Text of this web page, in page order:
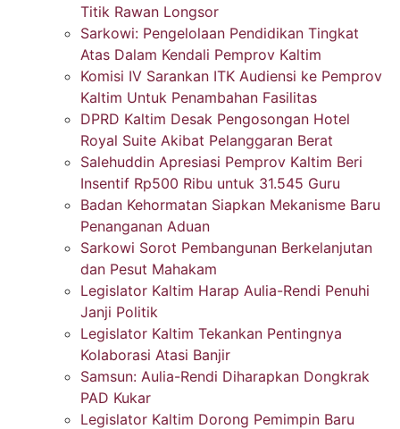
Titik Rawan Longsor
Sarkowi: Pengelolaan Pendidikan Tingkat
Atas Dalam Kendali Pemprov Kaltim
Komisi IV Sarankan ITK Audiensi ke Pemprov
Kaltim Untuk Penambahan Fasilitas
DPRD Kaltim Desak Pengosongan Hotel
Royal Suite Akibat Pelanggaran Berat
Salehuddin Apresiasi Pemprov Kaltim Beri
Insentif Rp500 Ribu untuk 31.545 Guru
Badan Kehormatan Siapkan Mekanisme Baru
Penanganan Aduan
Sarkowi Sorot Pembangunan Berkelanjutan
dan Pesut Mahakam
Legislator Kaltim Harap Aulia-Rendi Penuhi
Janji Politik
Legislator Kaltim Tekankan Pentingnya
Kolaborasi Atasi Banjir
Samsun: Aulia-Rendi Diharapkan Dongkrak
PAD Kukar
Legislator Kaltim Dorong Pemimpin Baru